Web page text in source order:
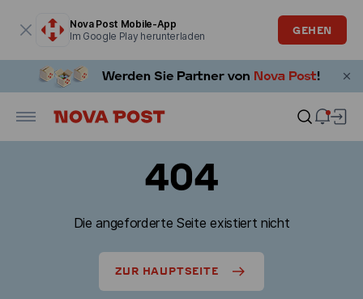
Nova Post Mobile-App
Im Google Play herunterladen
GEHEN
404
Die angeforderte Seite existiert nicht
ZUR HAUPTSEITE